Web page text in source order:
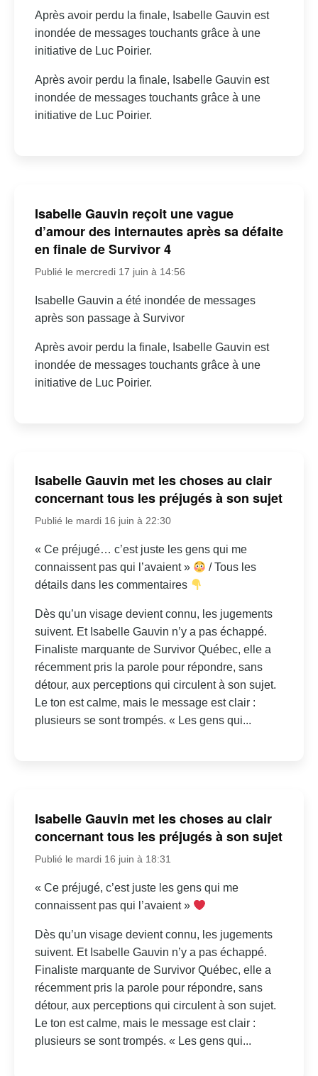
Après avoir perdu la finale, Isabelle Gauvin est
inondée de messages touchants grâce à une
initiative de Luc Poirier.
Après avoir perdu la finale, Isabelle Gauvin est
inondée de messages touchants grâce à une
initiative de Luc Poirier.
Isabelle Gauvin reçoit une vague
d’amour des internautes après sa défaite
en finale de Survivor 4
Publié le mercredi 17 juin à 14:56
Isabelle Gauvin a été inondée de messages
après son passage à Survivor
Après avoir perdu la finale, Isabelle Gauvin est
inondée de messages touchants grâce à une
initiative de Luc Poirier.
Isabelle Gauvin met les choses au clair
concernant tous les préjugés à son sujet
Publié le mardi 16 juin à 22:30
« Ce préjugé… c’est juste les gens qui me
connaissent pas qui l’avaient »
/ Tous les
détails dans les commentaires
Dès qu’un visage devient connu, les jugements
suivent. Et Isabelle Gauvin n’y a pas échappé.
Finaliste marquante de Survivor Québec, elle a
récemment pris la parole pour répondre, sans
détour, aux perceptions qui circulent à son sujet.
Le ton est calme, mais le message est clair :
plusieurs se sont trompés. « Les gens qui...
Isabelle Gauvin met les choses au clair
concernant tous les préjugés à son sujet
Publié le mardi 16 juin à 18:31
« Ce préjugé, c’est juste les gens qui me
connaissent pas qui l’avaient »
Dès qu’un visage devient connu, les jugements
suivent. Et Isabelle Gauvin n’y a pas échappé.
Finaliste marquante de Survivor Québec, elle a
récemment pris la parole pour répondre, sans
détour, aux perceptions qui circulent à son sujet.
Le ton est calme, mais le message est clair :
plusieurs se sont trompés. « Les gens qui...